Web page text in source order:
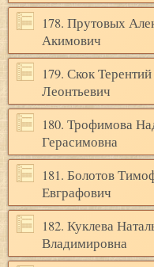
178. Прутовых
Акимович
179. Скок Терентий
Леонтьевич
180. Трофимова
Герасимовна
181. Болотов
Евграфович
182. Куклева
Владимировна